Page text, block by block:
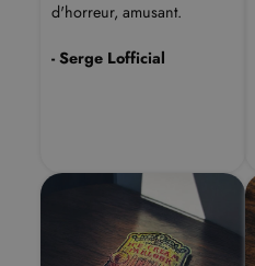
d'horreur, amusant.
- Serge Lofficial